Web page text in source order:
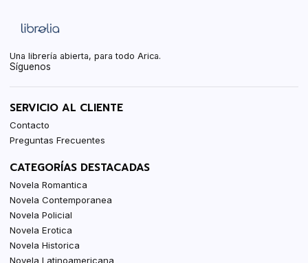
Una librería abierta, para todo Arica.
Síguenos
SERVICIO AL CLIENTE
Contacto
Preguntas Frecuentes
CATEGORÍAS DESTACADAS
Novela Romantica
Novela Contemporanea
Novela Policial
Novela Erotica
Novela Historica
Novela Latinoamericana